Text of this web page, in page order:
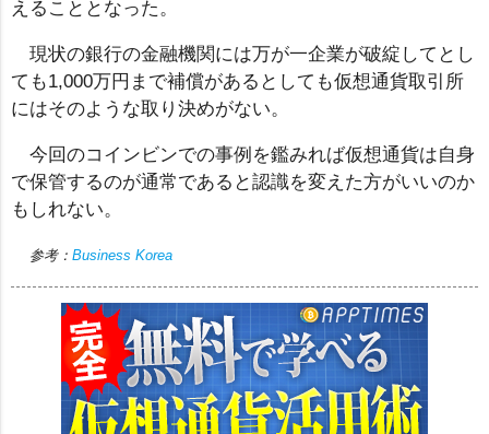
えることとなった。
現状の銀行の金融機関には万が一企業が破綻してとし
ても1,000万円まで補償があるとしても仮想通貨取引所
にはそのような取り決めがない。
今回のコインビンでの事例を鑑みれば仮想通貨は自身
で保管するのが通常であると認識を変えた方がいいのか
もしれない。
参考： Business Korea